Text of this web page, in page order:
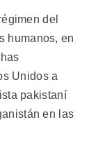
del
humanos, en
Unidos a
pakistaní
en las